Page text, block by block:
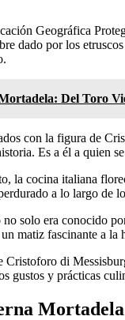
Geográfica
dado por los
Del Toro
con la figura de
Es a él a quien
la cocina italiana
a lo largo de
solo era conocido
matiz fascinante a
di
gustos y prácticas